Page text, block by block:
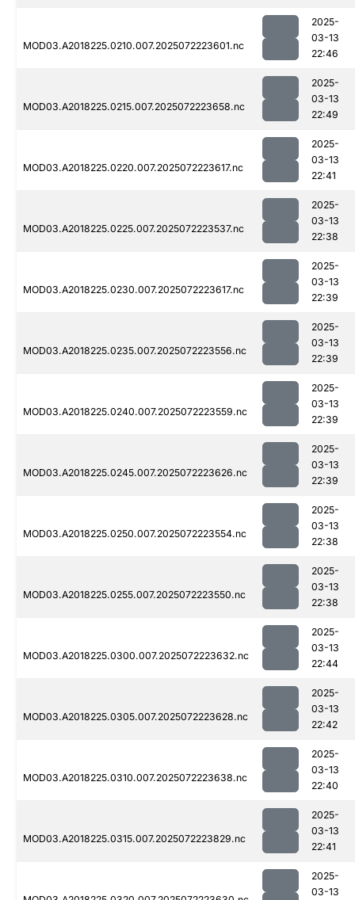
MOD03.A2018225.0210.007.2025072223601.nc
2025-
03-13
22:46
MOD03.A2018225.0215.007.2025072223658.nc
2025-
03-13
22:49
MOD03.A2018225.0220.007.2025072223617.nc
2025-
03-13
22:41
MOD03.A2018225.0225.007.2025072223537.nc
2025-
03-13
22:38
MOD03.A2018225.0230.007.2025072223617.nc
2025-
03-13
22:39
MOD03.A2018225.0235.007.2025072223556.nc
2025-
03-13
22:39
MOD03.A2018225.0240.007.2025072223559.nc
2025-
03-13
22:39
MOD03.A2018225.0245.007.2025072223626.nc
2025-
03-13
22:39
MOD03.A2018225.0250.007.2025072223554.nc
2025-
03-13
22:38
MOD03.A2018225.0255.007.2025072223550.nc
2025-
03-13
22:38
MOD03.A2018225.0300.007.2025072223632.nc
2025-
03-13
22:44
MOD03.A2018225.0305.007.2025072223628.nc
2025-
03-13
22:42
MOD03.A2018225.0310.007.2025072223638.nc
2025-
03-13
22:40
MOD03.A2018225.0315.007.2025072223829.nc
2025-
03-13
22:41
2025-
03-13